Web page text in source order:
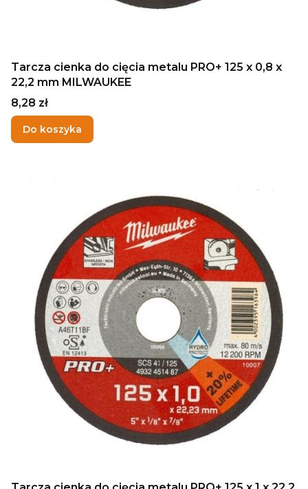
Tarcza cienka do cięcia metalu PRO+ 125 x 0,8 x
22,2 mm MILWAUKEE
Cena
8,28 zł
Do koszyka